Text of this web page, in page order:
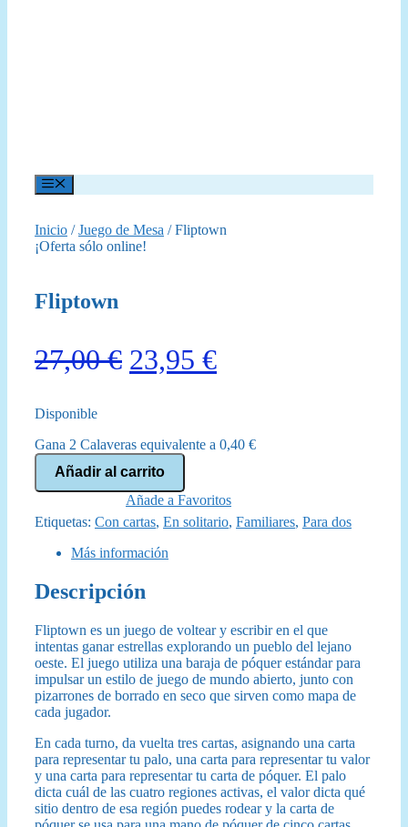
Menú
Inicio /Juego de Mesa / Fliptown
¡Oferta sólo online!
Fliptown
27,00€ El
era:
27,00 €.
23,95 €El
es:
23,95 €.
Disponible
Gana 2 Calaveras equivalente a 0,40 €
Fliptown
cantidad
Añadir al carrito
Añade a Favoritos
Etiquetas: Con cartas, En solitario, Familiares, Para dos
Más información
Descripción
Fliptown es un juego de voltear y escribir en el que
intentas ganar estrellas explorando un pueblo del lejano
oeste. El juego utiliza una baraja de póquer estándar para
impulsar un estilo de juego de mundo abierto, junto con
pizarrones de borrado en seco que sirven como mapa de
cada jugador.
En cada turno, da vuelta tres cartas, asignando una carta
para representar tu palo, una carta para representar tu valor
y una carta para representar tu carta de póquer. El palo
dicta cuál de las cuatro regiones activas, el valor dicta qué
sitio dentro de esa región puedes rodear y la carta de